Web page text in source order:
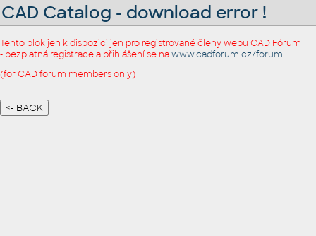
CAD Catalog - download error !
Tento blok jen k dispozici jen pro registrované členy webu CAD Fórum
- bezplatná registrace a přihlášení se nawww.cadforum.cz/forum !
(for CAD forum members only)